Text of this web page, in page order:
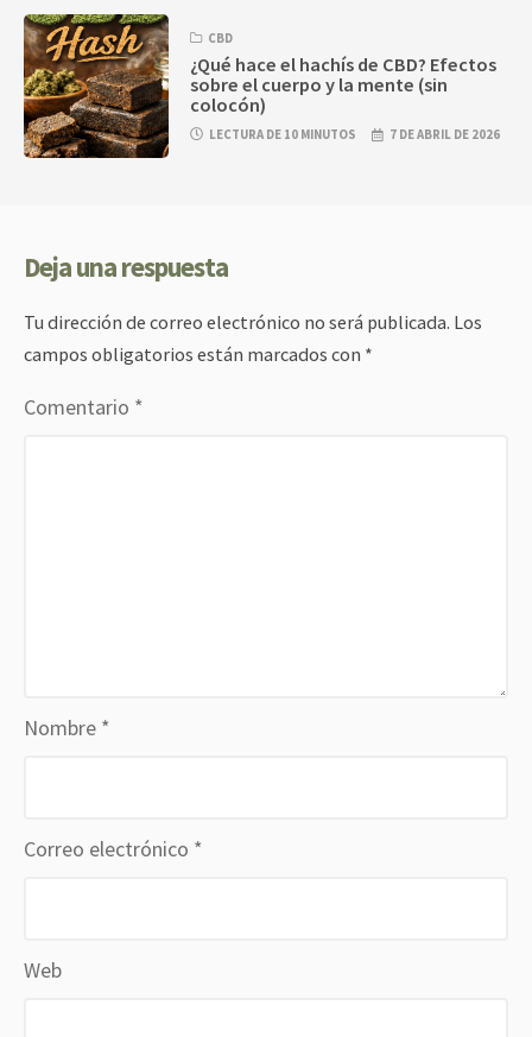
CBD
¿Qué hace el hachís de CBD? Efectos
sobre el cuerpo y la mente (sin
colocón)
LECTURA DE 10 MINUTOS 7 DE ABRIL DE 2026
Deja una respuesta
Tu dirección de correo electrónico no será publicada. Los
campos obligatorios están marcados con *
Comentario *
Nombre *
Correo electrónico *
Web